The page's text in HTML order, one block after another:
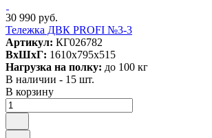
30 990 руб.
Тележка ДВК PROFI №3-3
Артикул: КГ026782
ВxШxГ: 1610x795x515
Нагрузка на полку: до 100 кг
В наличии - 15 шт.
В корзину